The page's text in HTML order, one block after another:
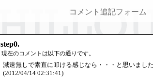
コメント追記フォーム
step0.
現在のコメントは以下の通りです。
減速無しで素直に叩ける感じなら・・・と思いました
(2012/04/14 02:31:41)